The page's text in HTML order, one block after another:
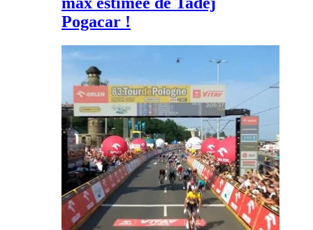
Pogacar !